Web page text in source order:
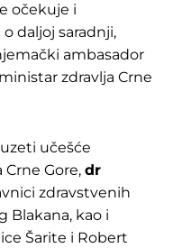
očekuje i
daljoj saradnji,
ambasador
zdravlja Crne
učešće
Gore, dr
zdravstvenih
Blakana, kao i
Šarite i Robert